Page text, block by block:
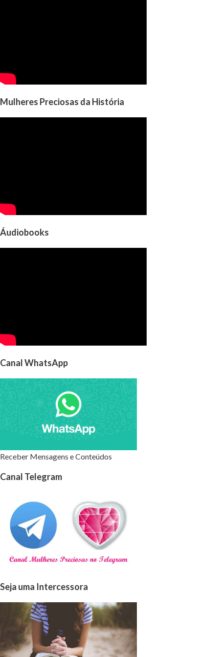
Mulheres Preciosas da História
Áudiobooks
Canal WhatsApp
Receber Mensagens e Conteúdos
Canal Telegram
Seja uma Intercessora